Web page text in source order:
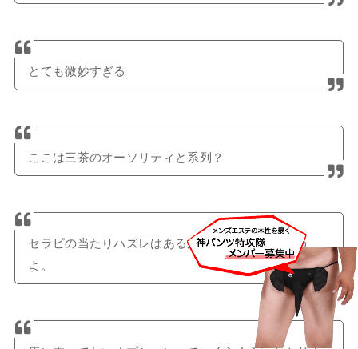
とても微妙すぎる
ここは三茶のオーソリティと系列？
セラピの当たりハズレはあるがレベルは高いと思う
よ。